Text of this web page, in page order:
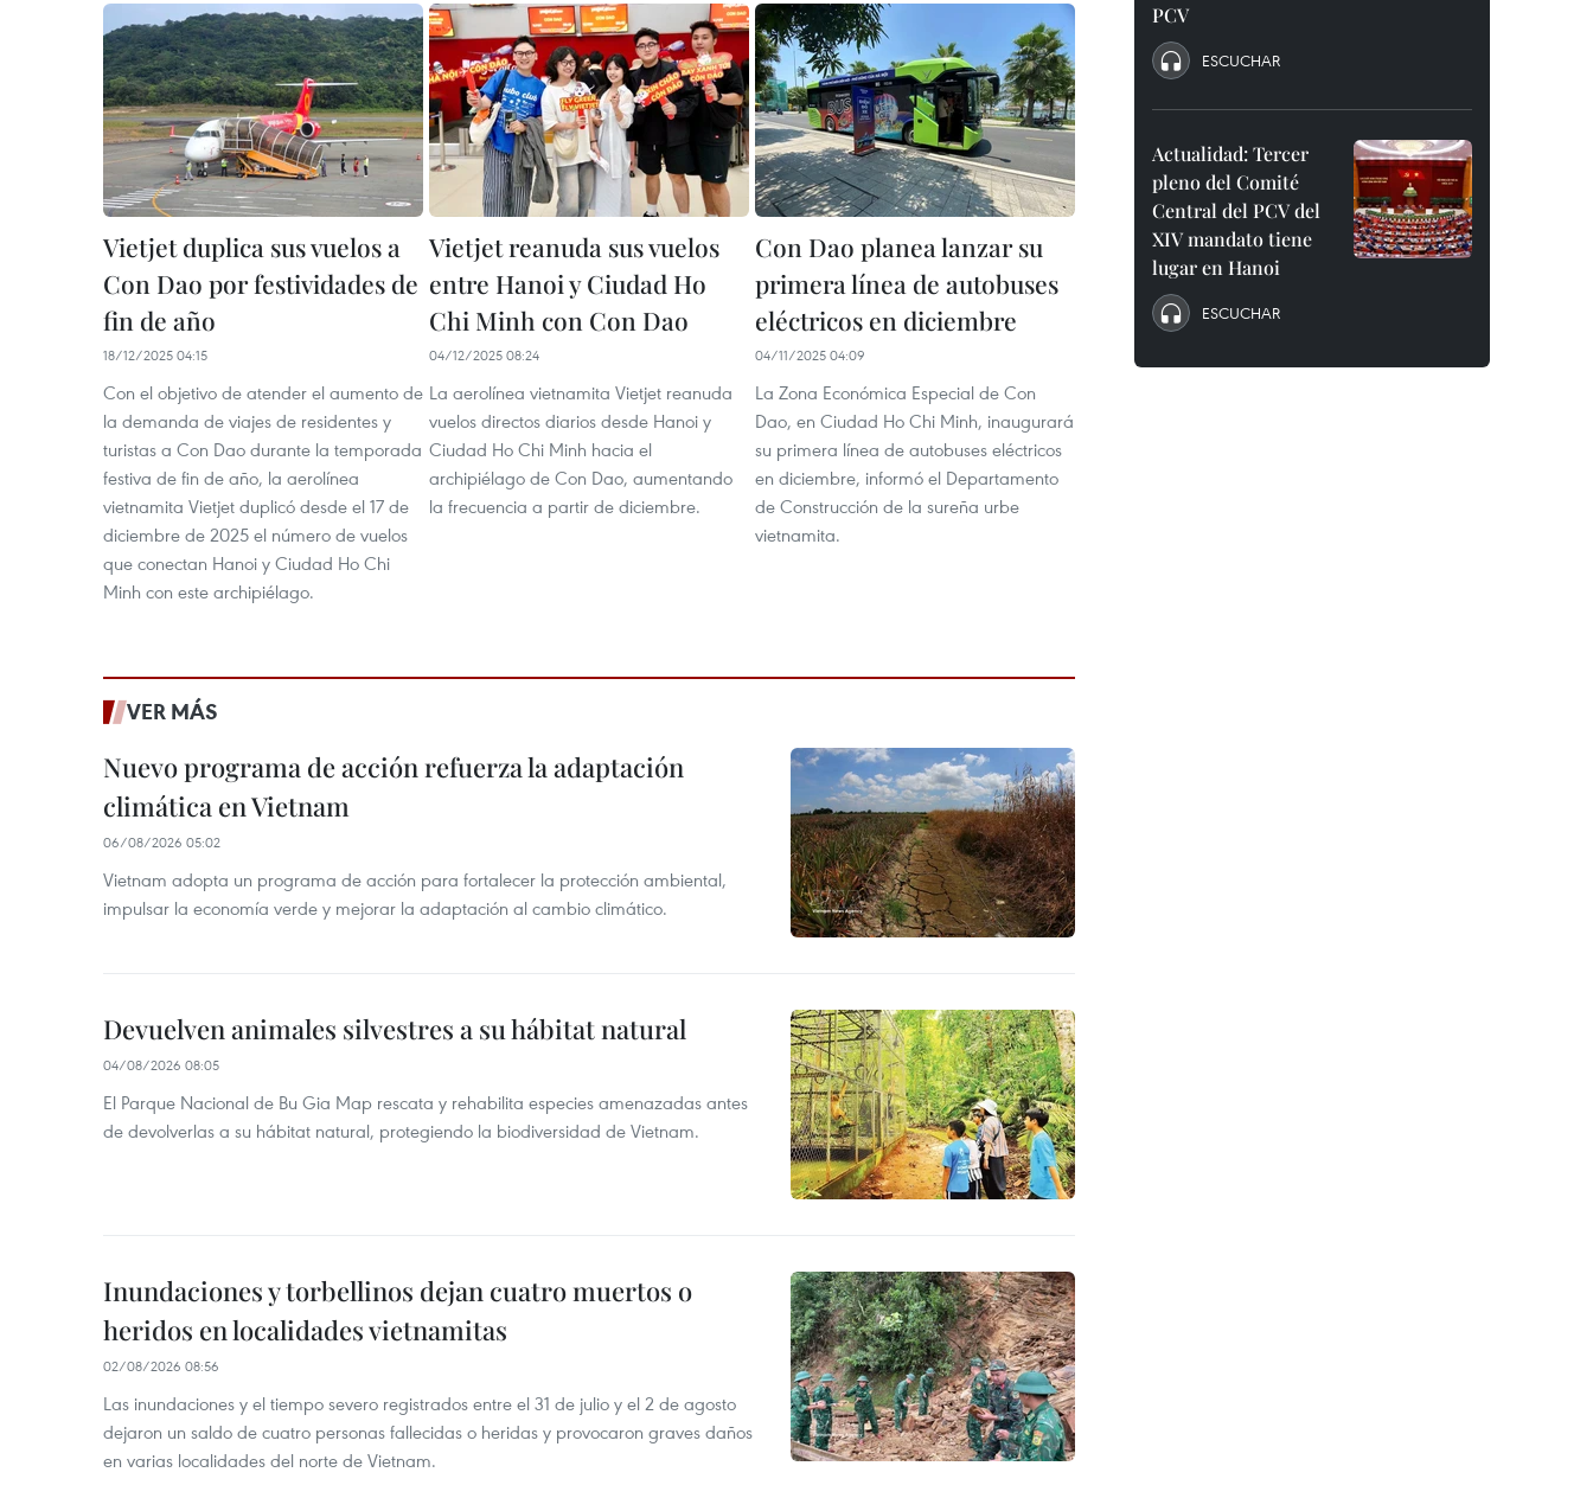
Vietjet duplica sus vuelos a
Con Dao por festividades de
fin de año
18/12/2025 04:15
Con el objetivo de atender el aumento de
la demanda de viajes de residentes y
turistas a Con Dao durante la temporada
festiva de fin de año, la aerolínea
vietnamita Vietjet duplicó desde el 17 de
diciembre de 2025 el número de vuelos
que conectan Hanoi y Ciudad Ho Chi
Minh con este archipiélago.
Vietjet reanuda sus vuelos
entre Hanoi y Ciudad Ho
Chi Minh con Con Dao
04/12/2025 08:24
La aerolínea vietnamita Vietjet reanuda
vuelos directos diarios desde Hanoi y
Ciudad Ho Chi Minh hacia el
archipiélago de Con Dao, aumentando
la frecuencia a partir de diciembre.
Con Dao planea lanzar su
primera línea de autobuses
eléctricos en diciembre
04/11/2025 04:09
La Zona Económica Especial de Con
Dao, en Ciudad Ho Chi Minh, inaugurará
su primera línea de autobuses eléctricos
en diciembre, informó el Departamento
de Construcción de la sureña urbe
vietnamita.
VER MÁS
Nuevo programa de acción refuerza la adaptación
climática en Vietnam
06/08/2026 05:02
Vietnam adopta un programa de acción para fortalecer la protección ambiental,
impulsar la economía verde y mejorar la adaptación al cambio climático.
Devuelven animales silvestres a su hábitat natural
04/08/2026 08:05
El Parque Nacional de Bu Gia Map rescata y rehabilita especies amenazadas antes
de devolverlas a su hábitat natural, protegiendo la biodiversidad de Vietnam.
Inundaciones y torbellinos dejan cuatro muertos o
heridos en localidades vietnamitas
02/08/2026 08:56
Las inundaciones y el tiempo severo registrados entre el 31 de julio y el 2 de agosto
dejaron un saldo de cuatro personas fallecidas o heridas y provocaron graves daños
en varias localidades del norte de Vietnam.
PCV
ESCUCHAR
Actualidad: Tercer
pleno del Comité
Central del PCV del
XIV mandato tiene
lugar en Hanoi
ESCUCHAR